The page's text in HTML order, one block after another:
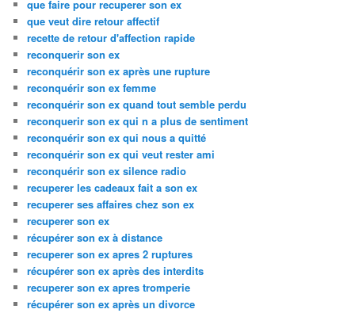
que faire pour recuperer son ex
que veut dire retour affectif
recette de retour d'affection rapide
reconquerir son ex
reconquérir son ex après une rupture
reconquérir son ex femme
reconquérir son ex quand tout semble perdu
reconquerir son ex qui n a plus de sentiment
reconquérir son ex qui nous a quitté
reconquérir son ex qui veut rester ami
reconquérir son ex silence radio
recuperer les cadeaux fait a son ex
recuperer ses affaires chez son ex
recuperer son ex
récupérer son ex à distance
recuperer son ex apres 2 ruptures
récupérer son ex après des interdits
recuperer son ex apres tromperie
récupérer son ex après un divorce